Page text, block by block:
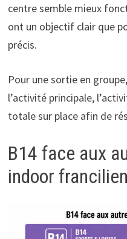
centre semble mieux
ont un objectif clair que
précis.
Pour une sortie en
l’activité principale,
totale sur place afin de
B14 face aux
indoor